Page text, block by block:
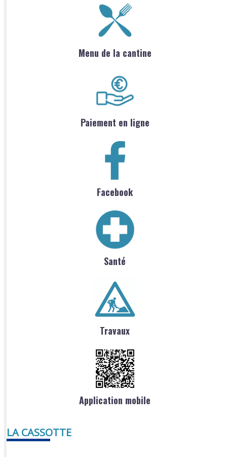
Menu de la cantine
Paiement en ligne
Facebook
Santé
Travaux
Application mobile
LA CASSOTTE